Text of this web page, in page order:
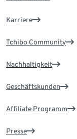
Karriere
Tchibo Community
Nachhaltigkeit
Geschäftskunden
Affiliate Programm
Presse